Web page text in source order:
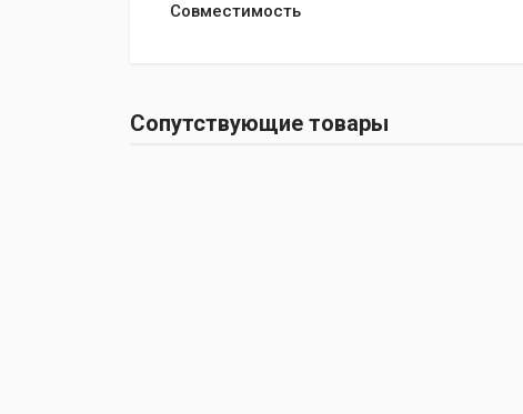
Совместимость
Сопутствующие товары